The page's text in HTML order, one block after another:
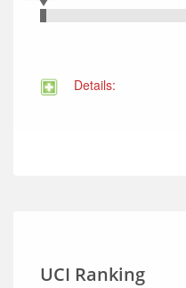
Details:
UCI Ranking